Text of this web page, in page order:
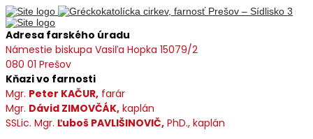
Adresa farského úradu
Námestie biskupa Vasiľa Hopka 15079/2
080 01 Prešov
Kňazi vo farnosti
Mgr. Peter KAČUR, farár
Mgr. Dávid ZIMOVČÁK, kaplán
SSLic. Mgr. Ľuboš PAVLIŠINOVIČ, PhD., kaplán